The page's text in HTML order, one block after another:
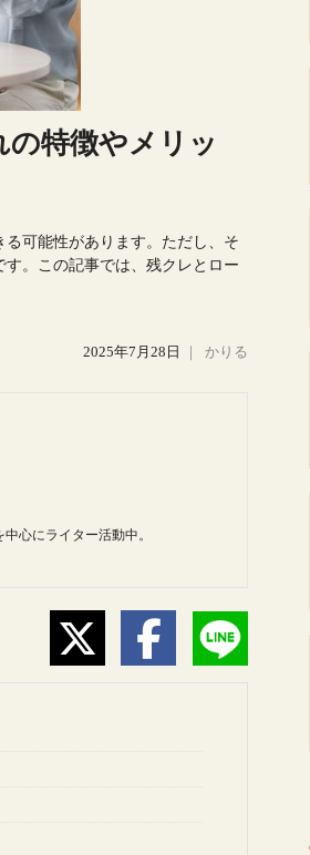
特徴やメリッ
可能性があります。ただし、そ
。この記事では、残クレとロー
2025年7月28日 かりる
心にライター活動中。